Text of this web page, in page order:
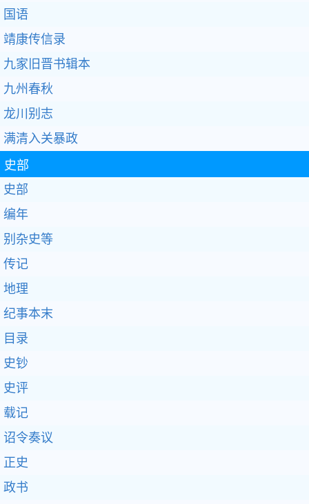
国语
靖康传信录
九家旧晋书辑本
九州春秋
龙川别志
满清入关暴政
史部
史部
编年
别杂史等
传记
地理
纪事本末
目录
史钞
史评
载记
诏令奏议
正史
政书